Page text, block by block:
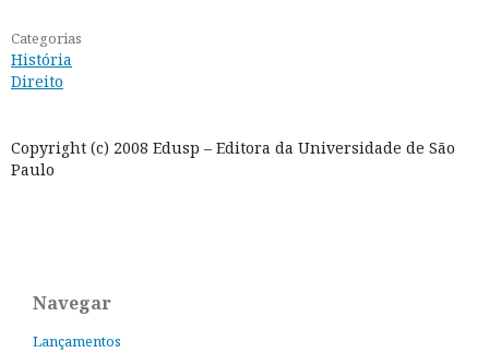
Categorias
História
Direito
Copyright (c) 2008 Edusp – Editora da Universidade de São
Paulo
Navegar
Lançamentos